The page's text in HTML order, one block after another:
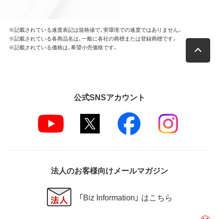
※記載されている速度表記は規格値で、実環境での速度ではありません。
※記載されている各商品名は、一般に各社の商標または登録商標です。
※記載されている価格は、希望小売価格です。
公式SNSアカウント
法人のお客様向けメールマガジン
「Biz Information」 はこちら